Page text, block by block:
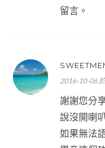
留言。
2016-10-06
謝謝您分
說沒開喇
如果無法